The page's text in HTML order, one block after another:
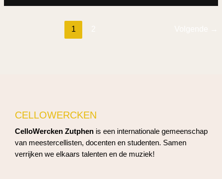
1
CELLOWERCKEN
CelloWercken Zutphen is een internationale gemeenschap
van meestercellisten, docenten en studenten. Samen
verrijken we elkaars talenten en de muziek!